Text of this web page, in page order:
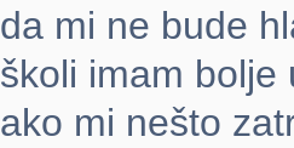
da mi ne bude
školi imam bolje
ako mi nešto